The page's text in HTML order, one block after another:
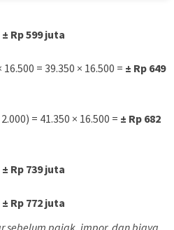
± Rp 599 juta
= 39.350 × 16.500 = ± Rp 649
= 41.350 × 16.500 = ± Rp 682
± Rp 739 juta
± Rp 772 juta